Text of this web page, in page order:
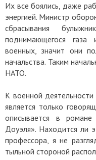
Их все боялись, даже
энергией. Министр
сбрасывания
поднимающегося газа
военных, значит они
начальства. Таким
НАТО.
К военной
является только
описывается в
Доуэля». Находится ли
профессора, я не
тыльной стороной